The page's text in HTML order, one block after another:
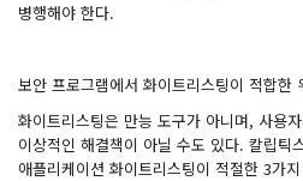
병행해야 한다.
보안 프로그램에서 화이트리스팅이 적합한
화이트리스팅은 만능 도구가 아니며, 사용
이상적인 해결책이 아닐 수도 있다. 칼립
애플리케이션 화이트리스팅이 적절한 3가